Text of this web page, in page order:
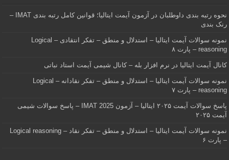
نحوه رتبه بندی داوطلبان در آزمون آیمت ایتالیا؛ قوانین کامل رتبه بندی IMAT –
رنک بندی
نمونه سوالات آیمت ایتالیا – استدلال و منطق – تفکر انتقادی – Logical
reasoning – پارت ۸
کانال آیمت ایتالیا در نرم افزار بله – کانال شیمی آیمت استاد نباتی
نمونه سوالات آیمت ایتالیا – استدلال و منطق – تفکر نقادانه – Logical
reasoning – پارت ۷
پاسخ سوالات آیمت ۲۰۲۵ ایتالیا – آزمون IMAT 2025 – پاسخ سوالات شیمی
آیمت ۲۰۲۵
نمونه سوالات آیمت ایتالیا – استدلال و منطق – تفکر نقاد – Logical reasoning
– پارت ۶